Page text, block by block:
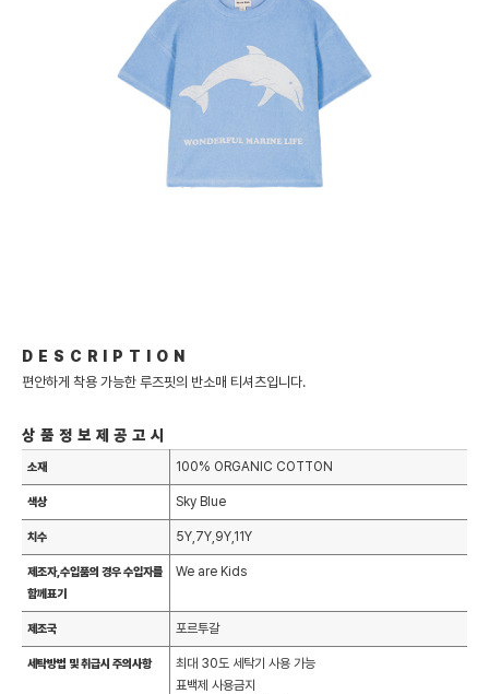
DESCRIPTION
편안하게 착용 가능한 루즈핏의 반소매 티셔츠입니다.
상품정보제공고시
소재 100% ORGANIC COTTON
색상 Sky Blue
치수 5Y,7Y,9Y,11Y
제조자,수입품의 경우 수입자를
함께표기
We are Kids
제조국 포르투갈
세탁방법 및 취급시 주의사항
최대 30도 세탁기 사용 가능
표백제 사용금지